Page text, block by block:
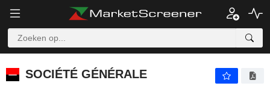
SOCIÉTÉ GÉNÉRALE
SOCIÉTÉ GÉNÉRALE